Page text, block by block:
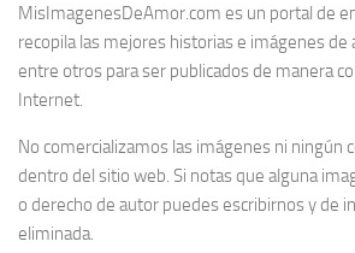
MisImagenesDeAmor.com es un portal de
recopila las mejores historias e imágenes
entre otros para ser publicados de manera
Internet.
No comercializamos las imágenes ni ningún
dentro del sitio web. Si notas que alguna
o derecho de autor puedes escribirnos y de
eliminada.